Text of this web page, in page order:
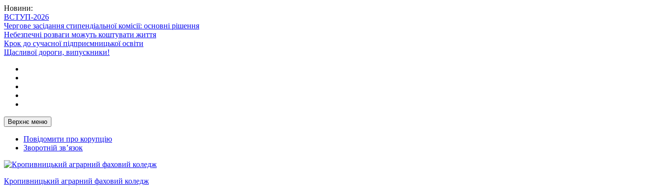
Перейти
до
вмісту
Новини:
ВСТУП-2026
Чергове засідання стипендіальної комісії: основні рішення
Небезпечні розваги можуть коштувати життя
Крок до сучасної підприємницької освіти
Щасливої дороги, випускники!
Верхнє меню
Повідомити про корупцію
Зворотній зв’язок
Кропивницький аграрний фаховий коледж